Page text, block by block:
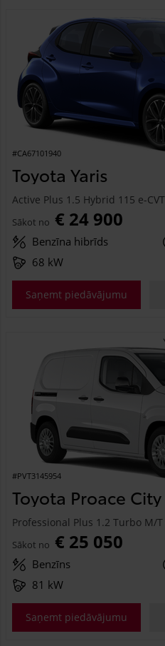
#CA67101940
Toyota Yaris
Active Plus 1.5 Hybrid 115 e-
Sākot no € 24 900
Benzīna hibrīds
68 kW
Saņemt piedāvājumu
#PVT3145954
Toyota Proace City
Professional Plus 1.2 Turbo M/
Sākot no € 25 050
Benzīns
81 kW
Saņemt piedāvājumu